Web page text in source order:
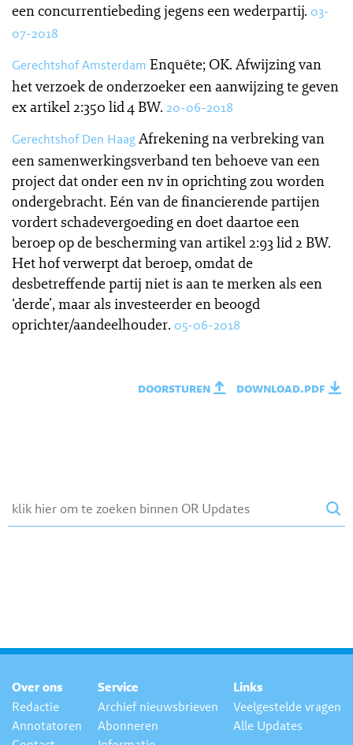
een concurrentiebeding jegens een wederpartij. 03-
07-2018
Gerechtshof Amsterdam Enquête; OK. Afwijzing van
het verzoek de onderzoeker een aanwijzing te geven
ex artikel 2:350 lid 4 BW. 20-06-2018
Gerechtshof Den HaagAfrekening na verbreking van
een samenwerkingsverband ten behoeve van een
project dat onder een nv in oprichting zou worden
ondergebracht. Eén van de financierende partijen
vordert schadevergoeding en doet daartoe een
beroep op de bescherming van artikel 2:93 lid 2 BW.
Het hof verwerpt dat beroep, omdat de
desbetreffende partij niet is aan te merken als een
‘derde’, maar als investeerder en beoogd
oprichter/aandeelhouder. 05-06-2018
doorsturen download.pdf
Over ons
Redactie
Annotatoren
Service
Archief nieuwsbrieven
Abonneren
Links
Veelgestelde vragen
Alle Updates